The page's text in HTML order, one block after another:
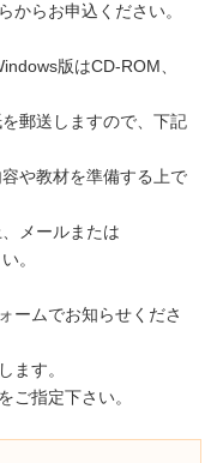
からお申込ください。
版はCD-ROM、
送しますので、下記
教材を準備する上で
ールまたは
。
ムでお知らせくださ
す。
指定下さい。